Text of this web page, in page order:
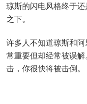
琼斯的闪电风格终于
之下。
许多人不知道琼斯和
常重要但却经常被误
击，你很快将被击倒。